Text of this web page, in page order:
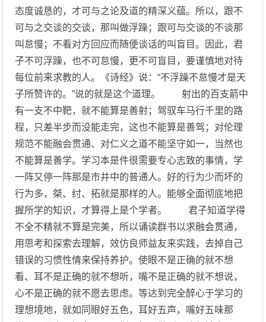
态度诚恳的，才可与之论及道的精深义蕴。所以，跟不
可与之交谈的交谈，那叫做浮躁；跟可与交谈的不谈那
叫怠慢；不看对方回应而随便谈话的叫盲目。因此，君
子不可浮躁，也不可怠慢，更不可盲目，要谨慎地对待
每位前来求教的人。《诗经》说：“不浮躁不怠慢才是天
子所赞许的。”说的就是这个道理。 射出的百支箭中
有一支不中靶，就不能算是善射；驾驭车马行千里的路
程，只差半步而没能走完，这也不能算是善驾；对伦理
规范不能融会贯通、对仁义之道不能坚守如一，当然也
不能算是善学。学习本是件很需要专心志致的事情，学
一阵又停一阵那是市井中的普通人。好的行为少而坏的
行为多，桀、纣、拓就是那样的人。能够全面彻底地把
握所学的知识，才算得上是个学者。 君子知道学得
不全不精就不算是完美，所以诵读群书以求融会贯通，
用思考和探索去理解，效仿良师益友来实践，去掉自己
错误的习惯性情来保持养护。使眼不是正确的就不想
看、耳不是正确的就不想听，嘴不是正确的就不想说，
心不是正确的就不愿去思虑。等达到完全醉心于学习的
理想境地，就如同眼好五色，耳好五声，嘴好五味那